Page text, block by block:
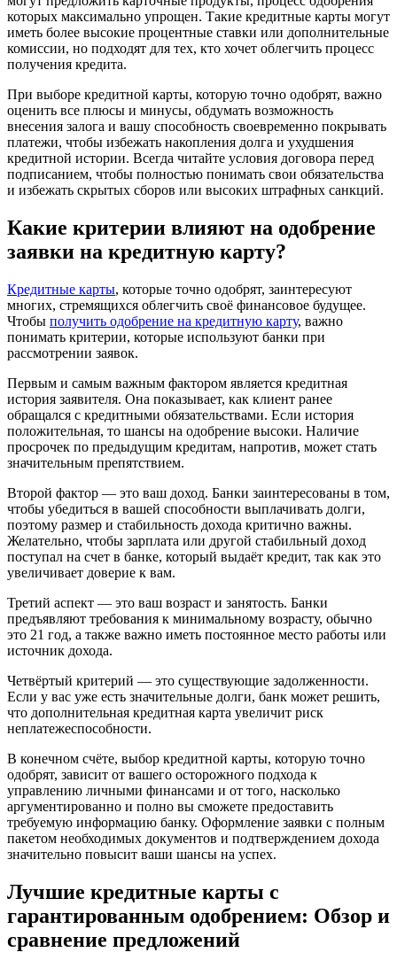
которых максимально упрощен. Такие кредитные карты могут
иметь более высокие процентные ставки или дополнительные
комиссии, но подходят для тех, кто хочет облегчить процесс
получения кредита.
При выборе кредитной карты, которую точно одобрят, важно
оценить все плюсы и минусы, обдумать возможность
внесения залога и вашу способность своевременно покрывать
платежи, чтобы избежать накопления долга и ухудшения
кредитной истории. Всегда читайте условия договора перед
подписанием, чтобы полностью понимать свои обязательства
и избежать скрытых сборов или высоких штрафных санкций.
Какие критерии влияют на одобрение
заявки на кредитную карту?
Кредитные карты, которые точно одобрят, заинтересуют
многих, стремящихся облегчить своё финансовое будущее.
Чтобы получить одобрение на кредитную карту, важно
понимать критерии, которые используют банки при
рассмотрении заявок.
Первым и самым важным фактором является кредитная
история заявителя. Она показывает, как клиент ранее
обращался с кредитными обязательствами. Если история
положительная, то шансы на одобрение высоки. Наличие
просрочек по предыдущим кредитам, напротив, может стать
значительным препятствием.
Второй фактор — это ваш доход. Банки заинтересованы в том,
чтобы убедиться в вашей способности выплачивать долги,
поэтому размер и стабильность дохода критично важны.
Желательно, чтобы зарплата или другой стабильный доход
поступал на счет в банке, который выдаёт кредит, так как это
увеличивает доверие к вам.
Третий аспект — это ваш возраст и занятость. Банки
предъявляют требования к минимальному возрасту, обычно
это 21 год, а также важно иметь постоянное место работы или
источник дохода.
Четвёртый критерий — это существующие задолженности.
Если у вас уже есть значительные долги, банк может решить,
что дополнительная кредитная карта увеличит риск
неплатежеспособности.
В конечном счёте, выбор кредитной карты, которую точно
одобрят, зависит от вашего осторожного подхода к
управлению личными финансами и от того, насколько
аргументированно и полно вы сможете предоставить
требуемую информацию банку. Оформление заявки с полным
пакетом необходимых документов и подтверждением дохода
значительно повысит ваши шансы на успех.
Лучшие кредитные карты с
гарантированным одобрением: Обзор и
сравнение предложений